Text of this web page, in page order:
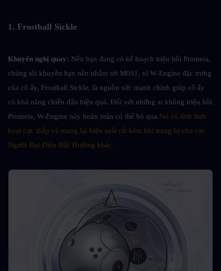
1. Frostball Sickle
Khuyến nghị quay: Nếu bạn đang có kế hoạch triệu hồi Promeia,
chúng tôi khuyên bạn nên nhắm tới M0S1, vì W-Engine đặc trưng
của cô ấy, Frostball Sickle, là nguồn sức mạnh chính giúp cô ấy
có khả năng chiến đấu hiệu quả. Đối với những ai không triệu hồi
Promeia, W-Engine này hoàn toàn có thể bỏ qua.Nó có tính linh
hoạt cực thấp và mang lại hiệu suất rất kém khi trang bị cho các
Người Đại Diện Bất Thường khác.